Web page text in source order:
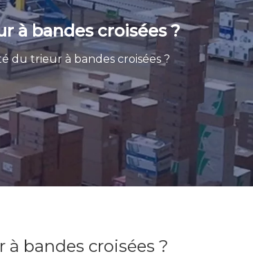
à bandes croisées ?
du trieur à bandes croisées ?
bandes croisées ?